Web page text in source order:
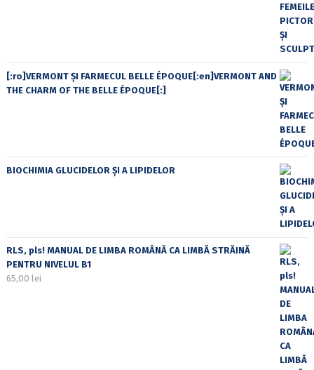
[:ro]VERMONT ȘI FARMECUL BELLE ÉPOQUE[:en]VERMONT AND
THE CHARM OF THE BELLE ÉPOQUE[:]
BIOCHIMIA GLUCIDELOR ȘI A LIPIDELOR
RLS, pls! MANUAL DE LIMBA ROMÂNĂ CA LIMBĂ STRĂINĂ
PENTRU NIVELUL B1
65,00 lei